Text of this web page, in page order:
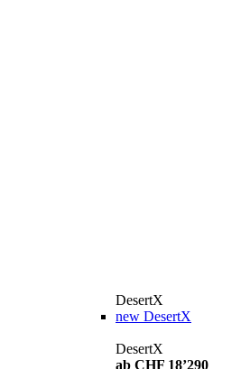
DesertX
new DesertX
DesertX
ab CHF 18’290